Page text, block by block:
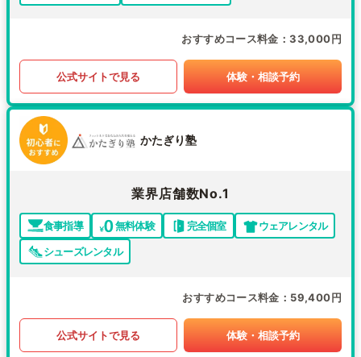
おすすめコース料金 33,000円
公式サイトで見る 体験・相談予約
かたぎり塾
業界店舗数No.1
食事指導 無料体験 完全個室
ウェアレンタル
シューズレンタル
おすすめコース料金 59,400円
公式サイトで見る 体験・相談予約